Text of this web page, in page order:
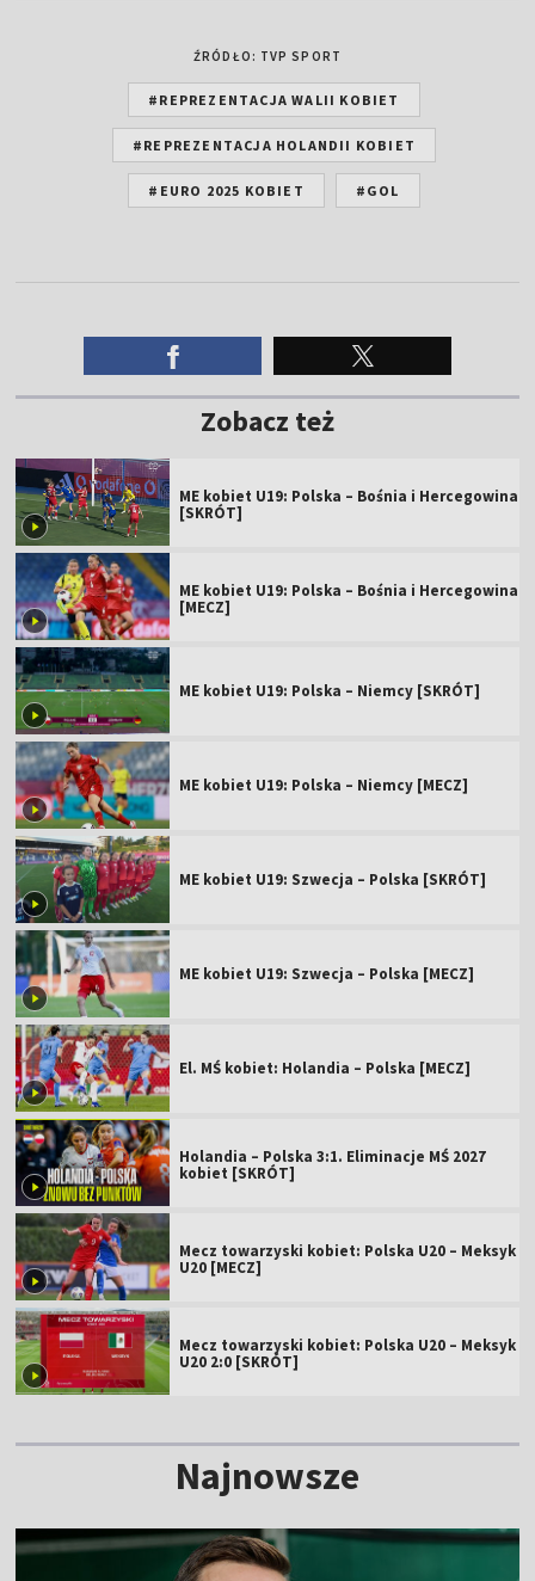
ŹRÓDŁO: TVP SPORT
#REPREZENTACJA WALII KOBIET
#REPREZENTACJA HOLANDII KOBIET
#EURO 2025 KOBIET #GOL
Zobacz też
ME kobiet U19: Polska – Bośnia i Hercegowina
[SKRÓT]
ME kobiet U19: Polska – Bośnia i Hercegowina
[MECZ]
ME kobiet U19: Polska – Niemcy [SKRÓT]
ME kobiet U19: Polska – Niemcy [MECZ]
ME kobiet U19: Szwecja – Polska [SKRÓT]
ME kobiet U19: Szwecja – Polska [MECZ]
El. MŚ kobiet: Holandia – Polska [MECZ]
Holandia – Polska 3:1. Eliminacje MŚ 2027
kobiet [SKRÓT]
Mecz towarzyski kobiet: Polska U20 – Meksyk
U20 [MECZ]
Mecz towarzyski kobiet: Polska U20 – Meksyk
U20 2:0 [SKRÓT]
Najnowsze